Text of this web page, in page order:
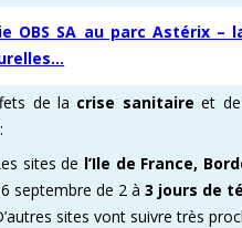
OBS SA au parc Astérix –
de la crise sanitaire et
sites de l’Ile de France,
septembre de 2 à 3 jours de
sites vont suivre très